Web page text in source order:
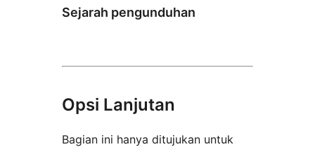
Sejarah pengunduhan
Opsi Lanjutan
Bagian ini hanya ditujukan untuk